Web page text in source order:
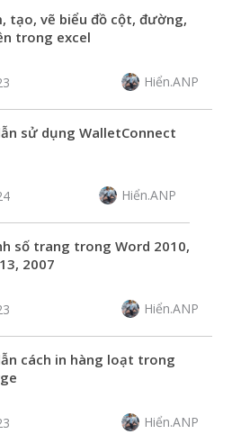
tạo, vẽ biểu đồ cột, đường,
trong excel
Hiển.ANP
sử dụng WalletConnect
Hiển.ANP
số trang trong Word 2010,
2007
Hiển.ANP
cách in hàng loạt trong
Hiển.ANP